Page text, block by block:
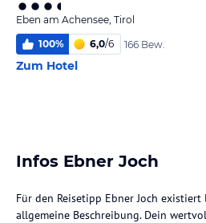
Eben am Achensee, Tirol
100% 6,0/6 166 Bew.
Zum Hotel
Infos Ebner Joch
Für den Reisetipp Ebner Joch
allgemeine Beschreibung. Dein